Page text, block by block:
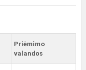
Priėmimo
valandos